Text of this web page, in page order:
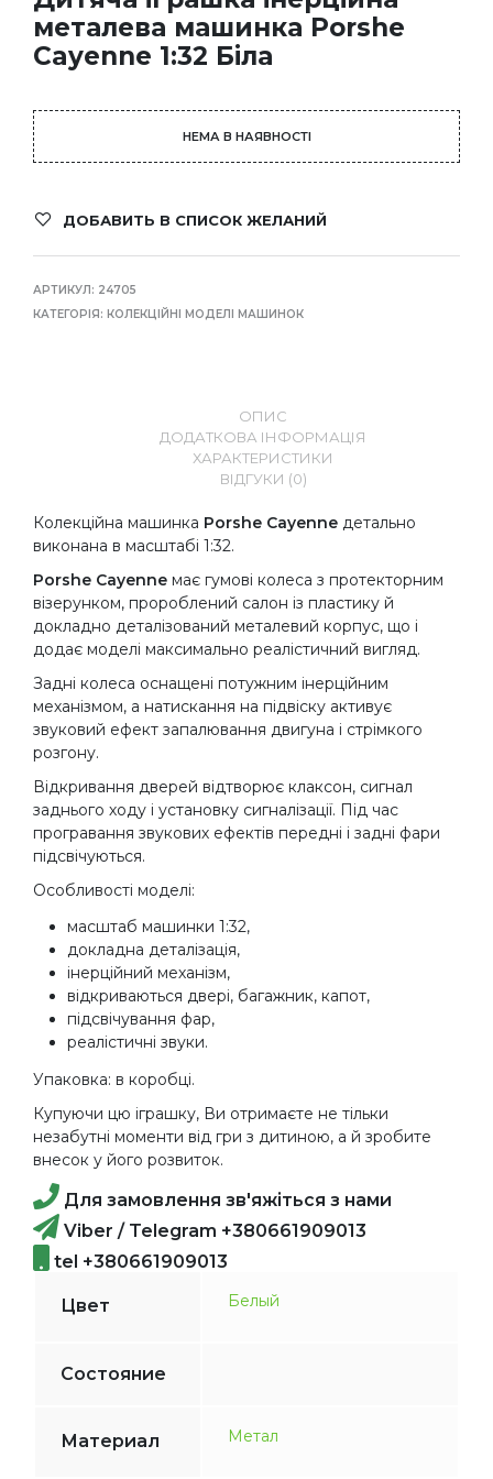
металева машинка Porshe
Cayenne 1:32 Біла
НЕМА В НАЯВНОСТІ
ДОБАВИТЬ В СПИСОК ЖЕЛАНИЙ
АРТИКУЛ: 24705
КАТЕГОРІЯ: КОЛЕКЦІЙНІ МОДЕЛІ МАШИНОК
ОПИС
ДОДАТКОВА ІНФОРМАЦІЯ
ХАРАКТЕРИСТИКИ
ВІДГУКИ (0)
Колекційна машинка Porshe Cayenne детально
виконана в масштабі 1:32.
Porshe Cayenne має гумові колеса з протекторним
візерунком, пророблений салон із пластику й
докладно деталізований металевий корпус, що і
додає моделі максимально реалістичний вигляд.
Задні колеса оснащені потужним інерційним
механізмом, а натискання на підвіску активує
звуковий ефект запалювання двигуна і стрімкого
розгону.
Відкривання дверей відтворює клаксон, сигнал
заднього ходу і установку сигналізації. Під час
програвання звукових ефектів передні і задні фари
підсвічуються.
Особливості моделі:
масштаб машинки 1:32,
докладна деталізація,
інерційний механізм,
відкриваються двері, багажник, капот,
підсвічування фар,
реалістичні звуки.
Упаковка: в коробці.
Купуючи цю іграшку, Ви отримаєте не тільки
незабутні моменти від гри з дитиною, а й зробите
внесок у його розвиток.
Для замовлення зв'яжіться з нами
Viber / Telegram +380661909013
tel +380661909013
Цвет Белый
Состояние
Материал Метал